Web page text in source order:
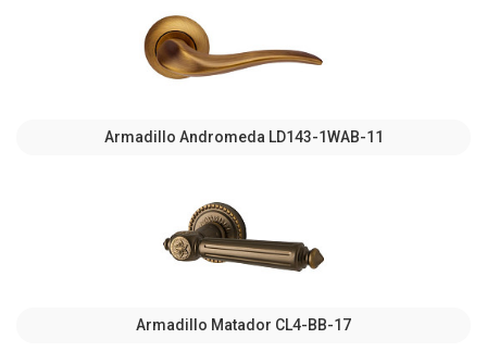
Armadillo Andromeda LD143-1WAB-11
Armadillo Matador CL4-BB-17